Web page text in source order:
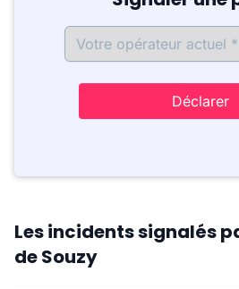
Déclarer
Les incidents signalés
de Souzy